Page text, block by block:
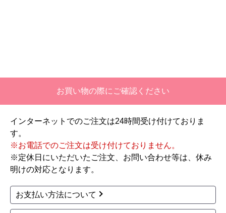
お買い物の際にご確認ください
インターネットでのご注文は24時間受け付けておりま
す。
※お電話でのご注文は受け付けておりません。
※定休日にいただいたご注文、お問い合わせ等は、休み
明けの対応となります。
お支払い方法について